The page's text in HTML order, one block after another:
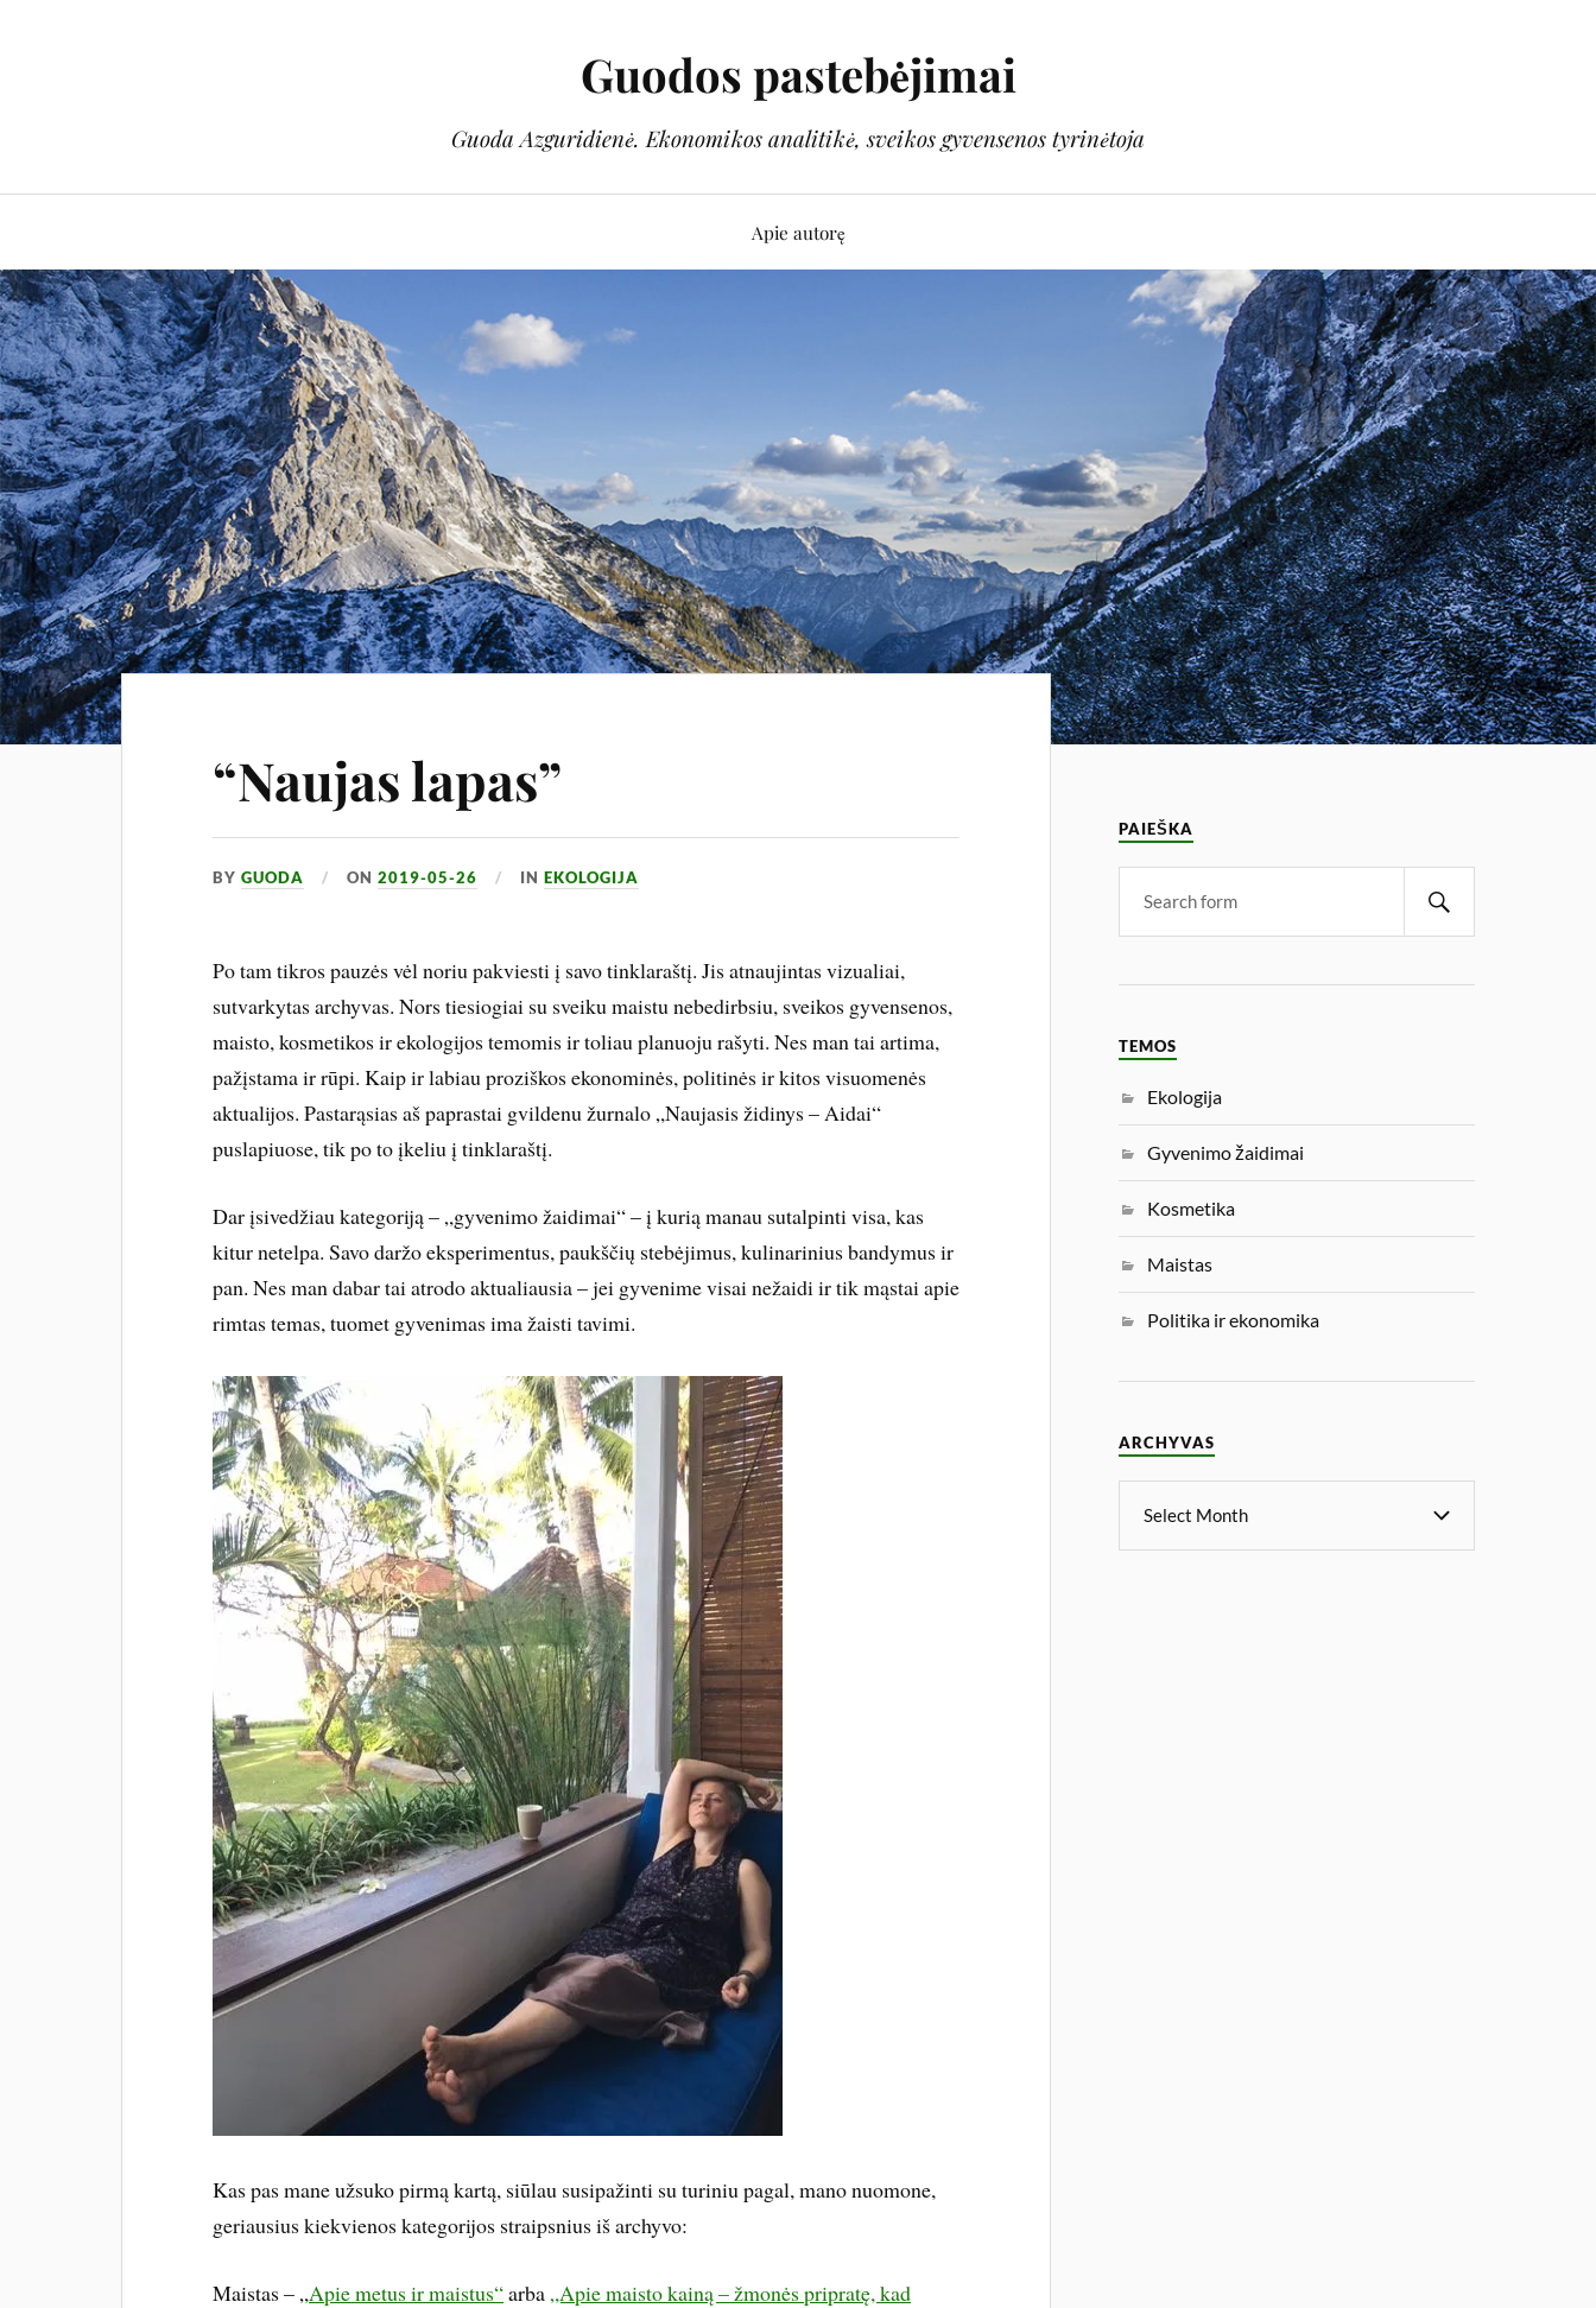
Guodos pastebėjimai
Guoda Azguridienė. Ekonomikos analitikė, sveikos gyvensenos tyrinėtoja
Apie autorę
“Naujas lapas”
BYGUODA ON2019-05-26 INEKOLOGIJA
Po tam tikros pauzės vėl noriu pakviesti į savo tinklaraštį. Jis atnaujintas vizualiai,
sutvarkytas archyvas. Nors tiesiogiai su sveiku maistu nebedirbsiu, sveikos gyvensenos,
maisto, kosmetikos ir ekologijos temomis ir toliau planuoju rašyti. Nes man tai artima,
pažįstama ir rūpi. Kaip ir labiau proziškos ekonominės, politinės ir kitos visuomenės
aktualijos. Pastarąsias aš paprastai gvildenu žurnalo „Naujasis židinys – Aidai“
puslapiuose, tik po to įkeliu į tinklaraštį.
Dar įsivedžiau kategoriją – „gyvenimo žaidimai“ – į kurią manau sutalpinti visa, kas
kitur netelpa. Savo daržo eksperimentus, paukščių stebėjimus, kulinarinius bandymus ir
pan. Nes man dabar tai atrodo aktualiausia – jei gyvenime visai nežaidi ir tik mąstai apie
rimtas temas, tuomet gyvenimas ima žaisti tavimi.
Kas pas mane užsuko pirmą kartą, siūlau susipažinti su turiniu pagal, mano nuomone,
geriausius kiekvienos kategorijos straipsnius iš archyvo:
Maistas – „Apie metus ir maistus“arba „Apie maisto kainą – žmonės pripratę, kad
PAIEŠKA
TEMOS
Ekologija
Gyvenimo žaidimai
Kosmetika
Maistas
Politika ir ekonomika
ARCHYVAS